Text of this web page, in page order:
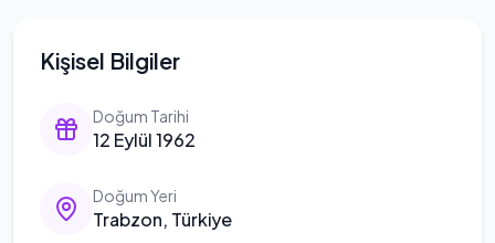
Kişisel Bilgiler
Doğum Tarihi
12 Eylül 1962
Doğum Yeri
Trabzon, Türkiye